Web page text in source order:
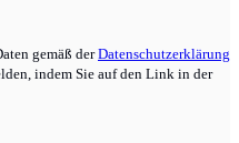
gemäß derDatenschutzerklärung
indem Sie auf den Link in der